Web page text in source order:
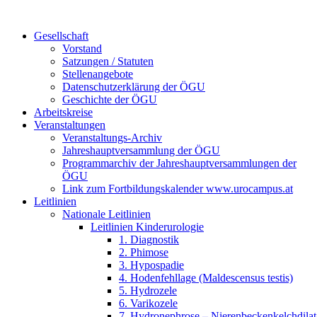
Gesellschaft
Vorstand
Satzungen / Statuten
Stellenangebote
Datenschutzerklärung der ÖGU
Geschichte der ÖGU
Arbeitskreise
Veranstaltungen
Veranstaltungs-Archiv
Jahreshauptversammlung der ÖGU
Programmarchiv der Jahreshauptversammlungen der
ÖGU
Link zum Fortbildungskalender www.urocampus.at
Leitlinien
Nationale Leitlinien
Leitlinien Kinderurologie
1. Diagnostik
2. Phimose
3. Hypospadie
4. Hodenfehllage (Maldescensus testis)
5. Hydrozele
6. Varikozele